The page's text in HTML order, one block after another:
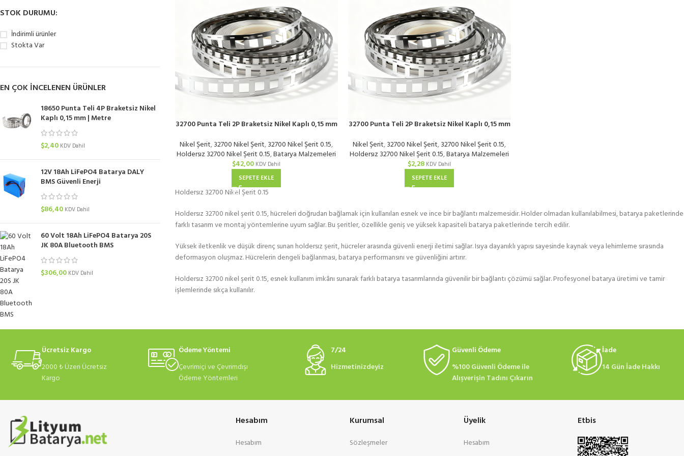
STOK DURUMU:
İndirimli ürünler
Stokta Var
EN ÇOK INCELENEN ÜRÜNLER
18650 Punta Teli 4P Braketsiz Nikel
Kaplı 0,15 mm | Metre
$2,40 KDV Dahil
12V 18Ah LiFePO4 Batarya DALY
BMS Güvenli Enerji
$86,40 KDV Dahil
60 Volt 18Ah LiFePO4 Batarya 20S
JK 80A Bluetooth BMS
$306,00 KDV Dahil
32700 Punta Teli 2P Braketsiz Nikel Kaplı 0,15 mm
Nikel Şerit,32700 Nikel Şerit,32700 Nikel Şerit 0.15,
Holdersız 32700 Nikel Şerit 0.15,Batarya Malzemeleri
$42,00 KDV Dahil
SEPETE EKLE
32700 Punta Teli 2P Braketsiz Nikel Kaplı 0,15 mm
Nikel Şerit,32700 Nikel Şerit,32700 Nikel Şerit 0.15,
Holdersız 32700 Nikel Şerit 0.15,Batarya Malzemeleri
$2,28 KDV Dahil
SEPETE EKLE
Holdersız 32700 Nikel Şerit 0.15
Holdersız 32700 nikel şerit 0.15, hücreleri doğrudan bağlamak için kullanılan esnek ve ince bir bağlantı malzemesidir. Holder olmadan kullanılabilmesi, batarya paketlerinde
farklı tasarım ve montaj yöntemlerine uyum sağlar. Bu şeritler, özellikle geniş ve yüksek kapasiteli batarya paketlerinde tercih edilir.
Yüksek iletkenlik ve düşük direnç sunan holdersız şerit, hücreler arasında güvenli enerji iletimi sağlar. Isıya dayanıklı yapısı sayesinde kaynak veya lehimleme sırasında
deformasyon oluşmaz. Hücrelerin dengeli bağlanması, batarya performansını ve güvenliğini artırır.
Holdersız 32700 nikel şerit 0.15, esnek kullanım imkânı sunarak farklı batarya tasarımlarında güvenilir bir bağlantı çözümü sağlar. Profesyonel batarya üretimi ve tamir
işlemlerinde sıkça kullanılır.
Ücretsiz Kargo
2000 ₺ Üzeri Ücretsiz
Kargo
Ödeme Yöntemi
Çevrimiçi ve Çevrimdışı
Ödeme Yöntemleri
7/24
Hizmetinizdeyiz
Güvenli Ödeme
%100 Güvenli Ödeme ile
Alışverişin Tadını Çıkarın
İade
14 Gün İade Hakkı
Hesabım
Hesabım
Kurumsal
Sözleşmeler
Üyelik
Hesabım
Etbis